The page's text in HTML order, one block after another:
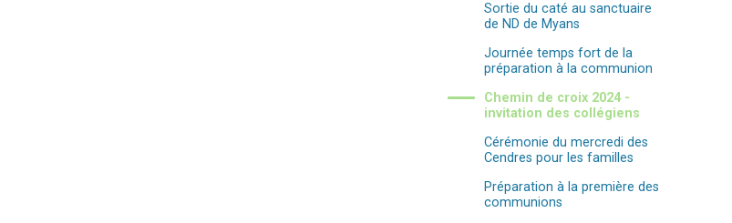
Sortie du caté au sanctuaire
de ND de Myans
Journée temps fort de la
préparation à la communion
Chemin de croix 2024 -
invitation des collégiens
Cérémonie du mercredi des
Cendres pour les familles
Préparation à la première des
communions